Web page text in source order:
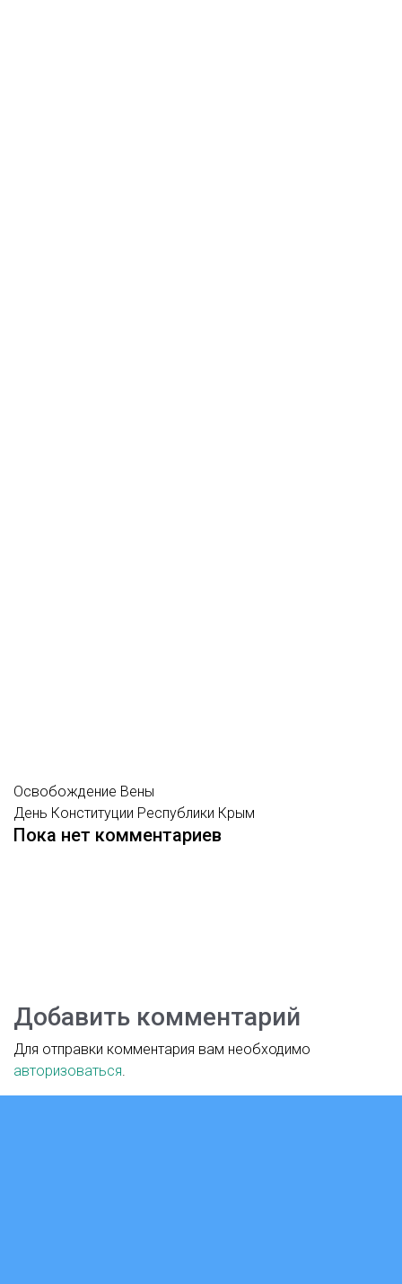
Освобождение Вены
День Конституции Республики Крым
Пока нет комментариев
Добавить комментарий
Для отправки комментария вам необходимо
авторизоваться.